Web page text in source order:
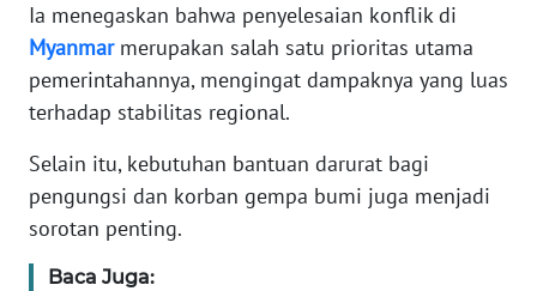
Ia menegaskan bahwa penyelesaian konflik di
Myanmarmerupakan salah satu prioritas utama
pemerintahannya, mengingat dampaknya yang luas
terhadap stabilitas regional.
Selain itu, kebutuhan bantuan darurat bagi
pengungsi dan korban gempa bumi juga menjadi
sorotan penting.
Baca Juga:
REDAKSI
KARIR
DISCLAIMER
Wahana
News
Regional